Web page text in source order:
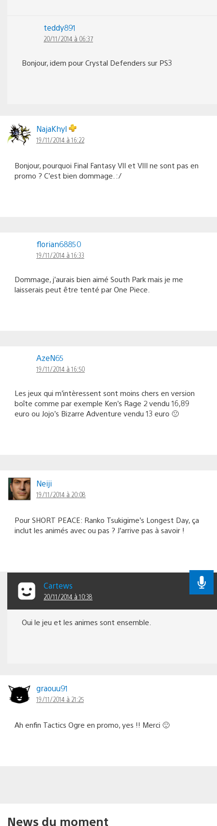
teddy891
20/11/2014 à 06:37
Bonjour, idem pour Crystal Defenders sur PS3
NajaKhyl
19/11/2014 à 16:22
Bonjour, pourquoi Final Fantasy VII et VIII ne sont pas en
promo ? C’est bien dommage. :/
florian68850
19/11/2014 à 16:33
Dommage, j’aurais bien aimé South Park mais je me
laisserais peut être tenté par One Piece.
AzeN65
19/11/2014 à 16:50
Les jeux qui m’intèressent sont moins chers en version
boîte comme par exemple Ken’s Rage 2 vendu 16,89
euro ou Jojo’s Bizarre Adventure vendu 13 euro 🙁
Neiji
19/11/2014 à 20:08
Pour SHORT PEACE: Ranko Tsukigime’s Longest Day, ça
inclut les animés avec ou pas ? J’arrive pas à savoir !
Cartews
20/11/2014 à 10:38
Oui le jeu et les animes sont ensemble.
graouu91
19/11/2014 à 21:25
Ah enfin Tactics Ogre en promo, yes !! Merci 🙂
News du moment